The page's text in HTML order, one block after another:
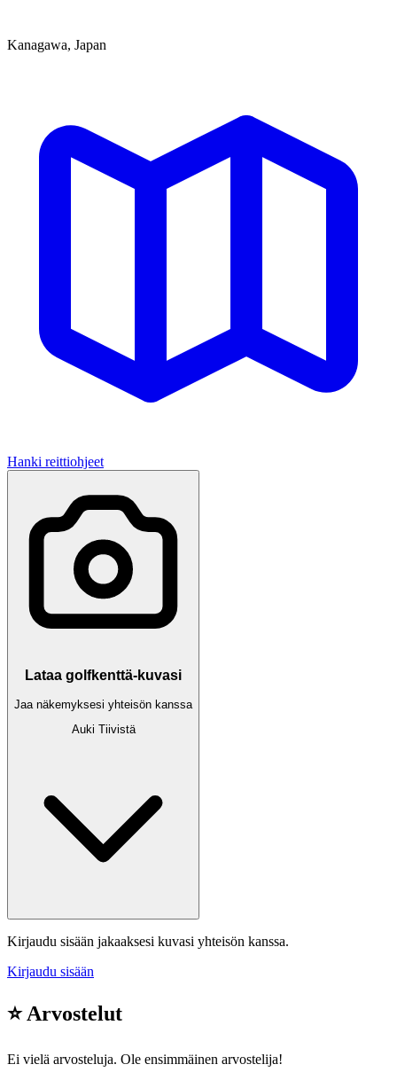
Kanagawa, Japan
Hanki reittiohjeet
Lataa golfkenttä-kuvasi
Jaa näkemyksesi yhteisön kanssa
Auki Tiivistä
Kirjaudu sisään jakaaksesi kuvasi yhteisön kanssa.
Kirjaudu sisään
⭐ Arvostelut
Ei vielä arvosteluja. Ole ensimmäinen arvostelija!